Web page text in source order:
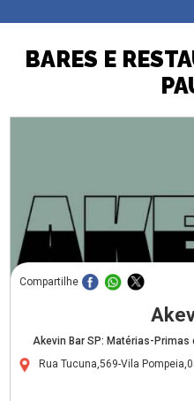
BARES E
Compartilhe
Akevin Bar SP: Matérias-
Rua Tucuna,569-Vila